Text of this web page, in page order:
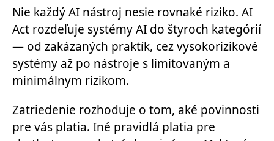
Nie každý AI nástroj nesie rovnaké riziko. AI
Act rozdeľuje systémy AI do štyroch kategórií
— od zakázaných praktík, cez vysokorizikové
systémy až po nástroje s limitovaným a
minimálnym rizikom.
Zatriedenie rozhoduje o tom, aké povinnosti
pre vás platia. Iné pravidlá platia pre